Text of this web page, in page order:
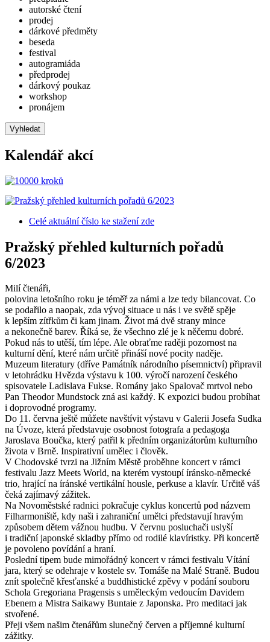
autorské čtení
prodej
dárkové předměty
beseda
festival
autogramiáda
předprodej
dárkový poukaz
workshop
pronájem
Vyhledat
Kalendář akcí
Celé aktuální číslo ke stažení zde
Pražský přehled kulturních pořadů
6/2023
Milí čtenáři,
polovina letošního roku je téměř za námi a lze tedy bilancovat. Co
se podařilo a naopak, zda vývoj situace u nás i ve světě spěje
k lepším zítřkům či kam jinam. Život má dvě strany mince
a nekonečně barev. Říká se, že všechno zlé je k něčemu dobré.
Pokud nás to utěší, tím lépe. Ale obraťme raději pozornost na
kulturní dění, které nám určitě přináší nové pocity naděje.
Muzeum literatury (dříve Památník národního písemnictví) připravil
v letohrádku Hvězda výstavu k 100. výročí narození českého
spisovatele Ladislava Fukse. Romány jako Spalovač mrtvol nebo
Pan Theodor Mundstock zná asi každý. K expozici budou probíhat
i doprovodné programy.
Do 11. června ještě můžete navštívit výstavu v Galerii Josefa Sudka
na Úvoze, která představuje osobnost fotografa a pedagoga
Jaroslava Boučka, který patřil k předním organizátorům kulturního
života v Brně. Inspirativní umělec i člověk.
V Chodovské tvrzi na Jižním Městě proběhne koncert v rámci
festivalu Jazz Meets World, na kterém vystoupí íránsko­‑německé
trio, hrající na íránské vertikální housle, perkuse a klavír. Určitě váš
čeká zajímavý zážitek.
Na Novoměstské radnici pokračuje cyklus koncertů pod názvem
Filharmoniště, kdy naši i zahraniční umělci představují hravým
způsobem dětem vážnou hudbu. V červnu posluchači uslyší
i tradiční japonské skladby přímo od rodilé klavíristky. Při koncertě
je povoleno povídání a hraní.
Poslední tipem bude mimořádný koncert v rámci festivalu Vítání
jara, který se odehraje v kostele sv. Tomáše na Malé Straně. Budou
znít společně křesťanské a buddhistické zpěvy v podání souboru
Schola Gregoriana Pragensis s uměleckým vedoucím Davidem
Ebenem a Mistra Saikawy Buntaie z Japonska. Pro meditaci jak
stvořené.
Přeji všem našim čtenářům slunečný červen a příjemné kulturní
zážitky.